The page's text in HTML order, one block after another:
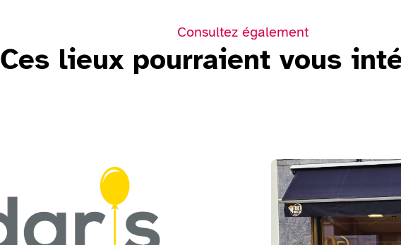
Consultez également
Ces lieux pourraient vous
Voir Musée de la Frite